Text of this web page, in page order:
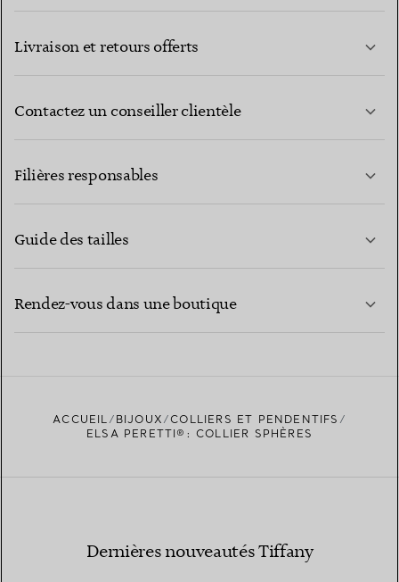
Livraison et retours offerts
Contactez un conseiller clientèle
Filières responsables
Guide des tailles
Rendez-vous dans une boutique
TROUVEZ LA BOUTIQUE LA PLUS PROCHE
ACCUEIL BIJOUX
COLLIERS ET PENDENTIFS
ELSA PERETTI®: COLLIER SPHÈRES
Dernières nouveautés Tiffany